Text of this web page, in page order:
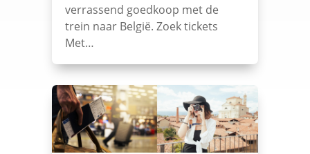
verrassend goedkoop met de
trein naar België. Zoek tickets
Met…